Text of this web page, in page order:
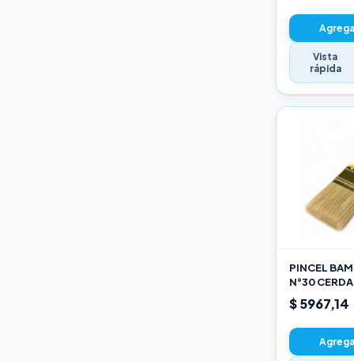
Vista
rápida
PINCEL
N°30
$ 5967,14